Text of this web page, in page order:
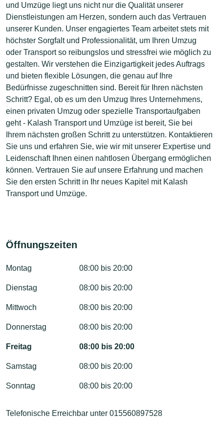
und Umzüge liegt uns nicht nur die Qualität unserer
Dienstleistungen am Herzen, sondern auch das Vertrauen
unserer Kunden. Unser engagiertes Team arbeitet stets mit
höchster Sorgfalt und Professionalität, um Ihren Umzug
oder Transport so reibungslos und stressfrei wie möglich zu
gestalten. Wir verstehen die Einzigartigkeit jedes Auftrags
und bieten flexible Lösungen, die genau auf Ihre
Bedürfnisse zugeschnitten sind. Bereit für Ihren nächsten
Schritt? Egal, ob es um den Umzug Ihres Unternehmens,
einen privaten Umzug oder spezielle Transportaufgaben
geht - Kalash Transport und Umzüge ist bereit, Sie bei
Ihrem nächsten großen Schritt zu unterstützen. Kontaktieren
Sie uns und erfahren Sie, wie wir mit unserer Expertise und
Leidenschaft Ihnen einen nahtlosen Übergang ermöglichen
können. Vertrauen Sie auf unsere Erfahrung und machen
Sie den ersten Schritt in Ihr neues Kapitel mit Kalash
Transport und Umzüge.
Öffnungszeiten
Montag 08:00 bis 20:00
Dienstag 08:00 bis 20:00
Mittwoch 08:00 bis 20:00
Donnerstag 08:00 bis 20:00
Freitag 08:00 bis 20:00
Samstag 08:00 bis 20:00
Sonntag 08:00 bis 20:00
Telefonische Erreichbar unter 015560897528